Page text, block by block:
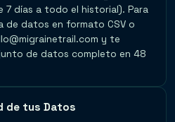
7 días a todo el historial). Para
de datos en formato CSV o
y te
de datos completo en 48
de tus Datos